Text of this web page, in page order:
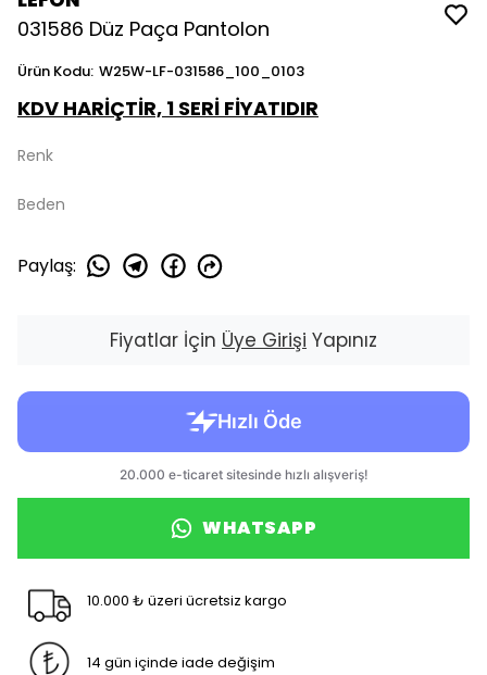
031586 Düz Paça Pantolon
Ürün Kodu: W25W-LF-031586_100_0103
KDV HARİÇTİR, 1 SERİ FİYATIDIR
Renk
Beden
Paylaş:
Fiyatlar İçin Üye Girişi Yapınız
WHATSAPP
10.000 ₺ üzeri ücretsiz kargo
14 gün içinde iade değişim